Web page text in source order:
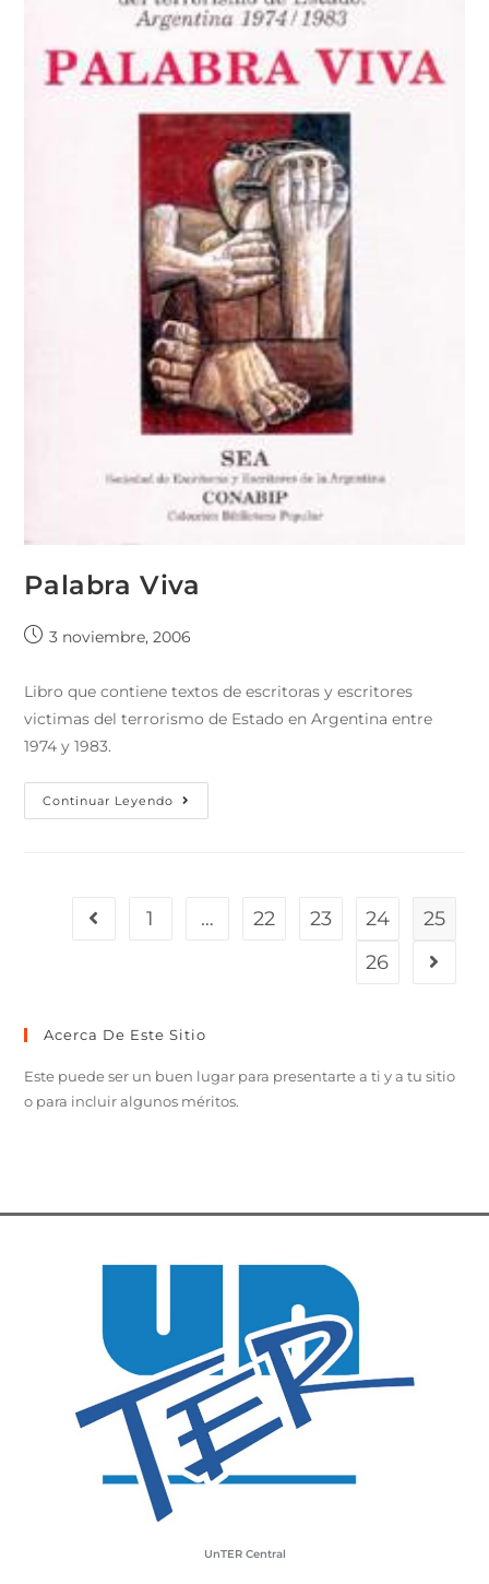
Palabra Viva
3 noviembre, 2006
Libro que contiene textos de escritoras y escritores
victimas del terrorismo de Estado en Argentina entre
1974 y 1983.
Continuar Leyendo
1 … 22 23 24
25
26
Acerca De Este Sitio
Este puede ser un buen lugar para presentarte a ti y a tu sitio
o para incluir algunos méritos.
UnTER Central